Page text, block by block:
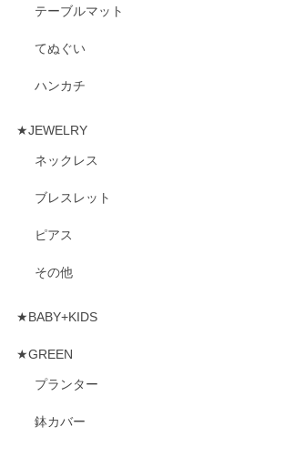
テーブルマット
てぬぐい
ハンカチ
★JEWELRY
ネックレス
ブレスレット
ピアス
その他
★BABY+KIDS
★GREEN
プランター
鉢カバー